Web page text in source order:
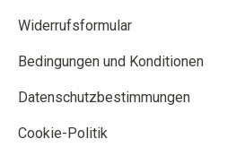
Widerrufsformular
Bedingungen und Konditionen
Datenschutzbestimmungen
Cookie-Politik